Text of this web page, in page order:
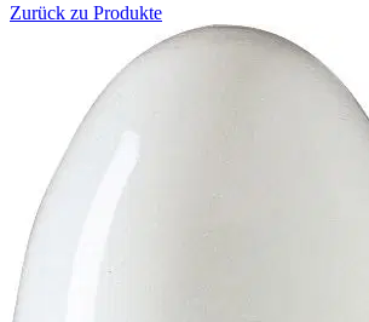
Zurück zu Produkte